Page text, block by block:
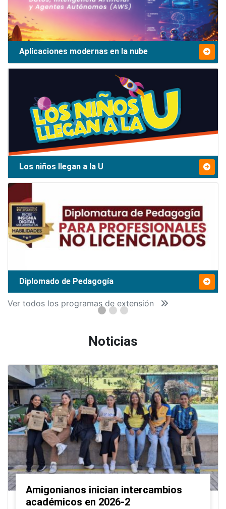
Aplicaciones modernas en la nube
Los niños llegan a la U
Diplomado de Pedagogía
Ver todos los programas de extensión
Noticias
Amigonianos inician intercambios
académicos en 2026-2